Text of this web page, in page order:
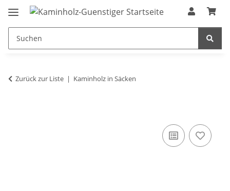
Zurück zur Liste Kaminholz in Säcken